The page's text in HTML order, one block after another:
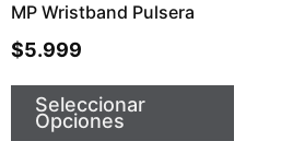
MP Wristband Pulsera
$5.999
Seleccionar
Opciones